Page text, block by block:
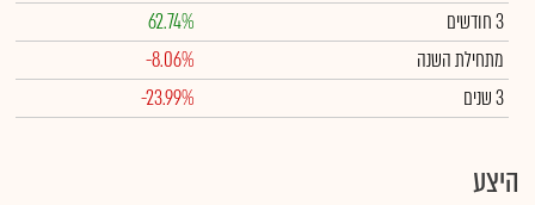
3 חודשים
62.74%
מתחילת השנה
-8.06%
3 שנים
-23.99%
היצע